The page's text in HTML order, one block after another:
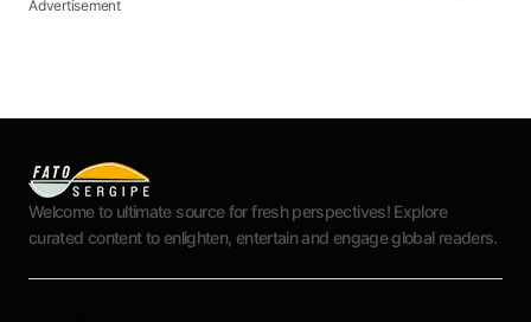
Advertisement
Welcome to ultimate source for fresh perspectives! Explore
curated content to enlighten, entertain and engage global readers.